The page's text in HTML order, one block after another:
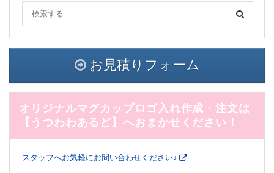
お見積りフォーム
オリジナルマグカップロゴ入れ作成・注文は
【うつわわあるど】へおまかせください！
スタッフへお気軽にお問い合わせください♪